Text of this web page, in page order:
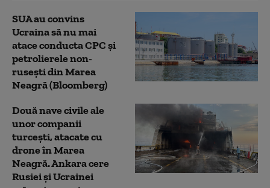
SUA au convins
Ucraina să nu mai
atace conducta CPC şi
petrolierele non-
ruseşti din Marea
Neagră (Bloomberg)
Două nave civile ale
unor companii
turcești, atacate cu
drone în Marea
Neagră. Ankara cere
Rusiei și Ucrainei